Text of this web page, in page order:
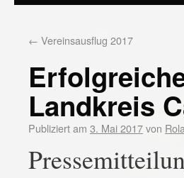
← Vereinsausflug 2017
Landkreis
Publiziert am 3. Mai 2017von